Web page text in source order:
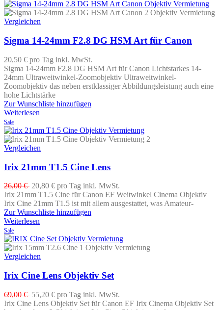
Vergleichen
Sigma 14-24mm F2.8 DG HSM Art für Canon
20,50 € pro Tag inkl. MwSt.
Sigma 14-24mm F2.8 DG HSM Art für Canon Lichtstarkes 14-
24mm Ultraweitwinkel-Zoomobjektiv Ultraweitwinkel-
Zoomobjektiv das neben erstklassiger Abbildungsleistung auch eine
hohe Lichtstärke
Zur Wunschliste hinzufügen
Weiterlesen
Sale
Vergleichen
Irix 21mm T1.5 Cine Lens
26,00 € 20,80 € pro Tag inkl. MwSt.
Irix 21mm T1.5 Cine für Canon EF Weitwinkel Cinema Objektiv
Irix Cine 21mm T1.5 ist mit allem ausgestattet, was Amateur-
Zur Wunschliste hinzufügen
Weiterlesen
Sale
Vergleichen
Irix Cine Lens Objektiv Set
69,00 € 55,20 € pro Tag inkl. MwSt.
Irix Cine Lens Objektiv Set für Canon EF Irix Cinema Objektiv Set